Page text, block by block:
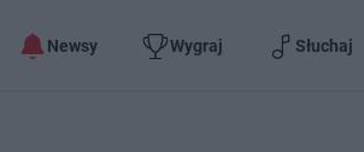
Newsy Wygraj Słuchaj